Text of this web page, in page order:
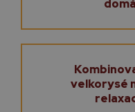
velkorysé